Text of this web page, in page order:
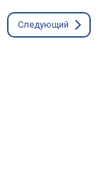
Следующий